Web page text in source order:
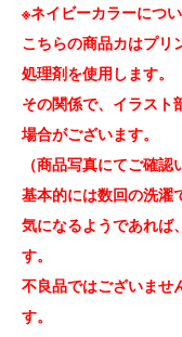
※ネイビーカラーにつ
こちらの商品カはプリ
処理剤を使用します。
その関係で、イラスト
場合がございます。
（商品写真にてご確認
基本的には数回の洗濯
気になるようであれば
す。
不良品ではございませ
す。